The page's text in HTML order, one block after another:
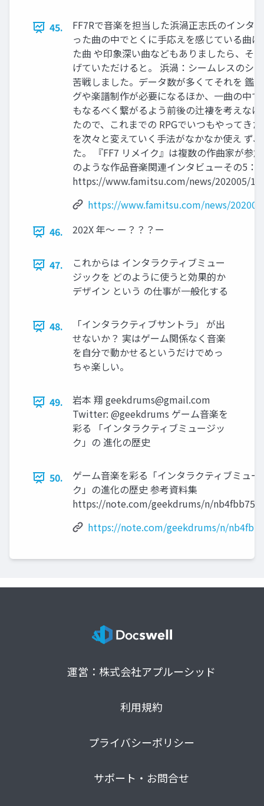
45.
FF7Rで音楽を担当した浜渦正志氏のインタビ
った曲の中でとくに⼿応えを感じている曲
た曲 や印象深い曲などもありましたら、そ
げていただけると。 浜渦：シームレスのシ
苦戦しました。データ数が多くてそれを 鑑
グや楽譜制作が必要になるほか、⼀曲の中
もなるべく繋がるよう前後の辻褄を考えな
たので、これまでの RPGでいつもやってき
を次々と変えていく⼿法がなかなか使え ず
た。 『FF7 リメイク』は複数の作曲家が参
のような作品――⾳楽関連インタビューその5：
https://www.famitsu.com/news/202005/
https://www.famitsu.com/news/
46.
202X 年～ ー？？？ー
47.
これからは インタラクティブミュー
ジックを どのように使うと効果的か
デザイン という の仕事が⼀般化する
48.
「インタラクティブサントラ」 が出
せないか？ 実はゲーム関係なく⾳楽
を⾃分で動かせるというだけでめっ
ちゃ楽しい。
49. 岩本 翔 geekdrums@gmail.com
Twitter: @geekdrums ゲーム⾳楽を
彩る 「インタラクティブミュージッ
ク」の 進化の歴史
50.
ゲーム⾳楽を彩る「インタラクティブミュー
ク」の進化の歴史 参考資料集
https://note.com/geekdrums/n/
https://note.com/geekdrums/n/
運営：株式会社アプルーシッド
利用規約
プライバシーポリシー
サポート・お問合せ